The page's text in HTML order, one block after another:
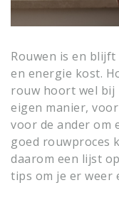
Rouwen is en
en energie kost.
rouw hoort wel bij
eigen manier,
voor de ander om
goed rouwproces
daarom een lijst
tips om je er weer